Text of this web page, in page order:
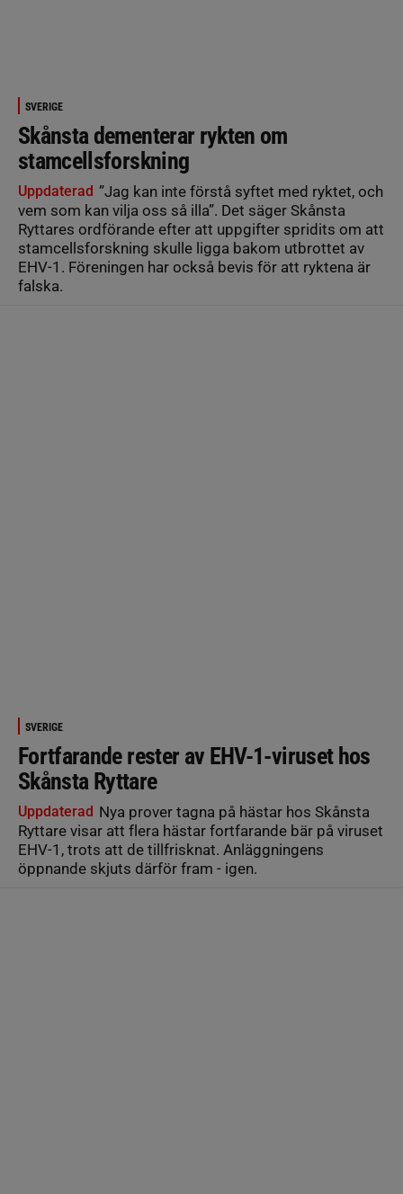
SVERIGE
Skånsta dementerar rykten om
stamcellsforskning
Uppdaterad ”Jag kan inte förstå syftet med ryktet, och
vem som kan vilja oss så illa”. Det säger Skånsta
Ryttares ordförande efter att uppgifter spridits om att
stamcellsforskning skulle ligga bakom utbrottet av
EHV-1. Föreningen har också bevis för att ryktena är
falska.
SVERIGE
Fortfarande rester av EHV-1-viruset hos
Skånsta Ryttare
Uppdaterad Nya prover tagna på hästar hos Skånsta
Ryttare visar att flera hästar fortfarande bär på viruset
EHV-1, trots att de tillfrisknat. Anläggningens
öppnande skjuts därför fram - igen.